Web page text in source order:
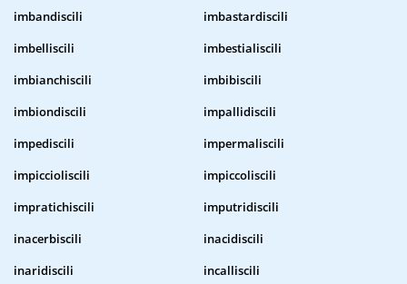
imbandiscili
imbastardiscili
imbelliscili
imbestialiscili
imbianchiscili
imbibiscili
imbiondiscili
impallidiscili
impediscili
impermaliscili
impiccioliscili
impiccoliscili
impratichiscili
imputridiscili
inacerbiscili
inacidiscili
inaridiscili
incalliscili